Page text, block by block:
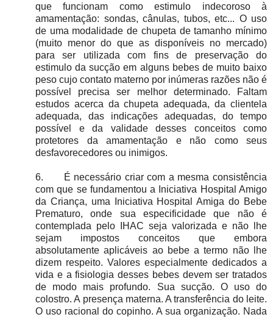
que funcionam como estimulo indecoroso à
amamentação: sondas, cânulas, tubos, etc... O uso
de uma modalidade de chupeta de tamanho mínimo
(muito menor do que as disponíveis no mercado)
para ser utilizada com fins de preservação do
estimulo da sucção em alguns bebes de muito baixo
peso cujo contato materno por inúmeras razões não é
possível precisa ser melhor determinado. Faltam
estudos acerca da chupeta adequada, da clientela
adequada, das indicações adequadas, do tempo
possível e da validade desses conceitos como
protetores da amamentação e não como seus
desfavorecedores ou inimigos.
6.
É necessário criar com a mesma consistência
com que se fundamentou a Iniciativa Hospital Amigo
da Criança, uma Iniciativa Hospital Amiga do Bebe
Prematuro, onde sua especificidade que não é
contemplada pelo IHAC seja valorizada e não lhe
sejam impostos conceitos que embora
absolutamente aplicáveis ao bebe a termo não lhe
dizem respeito. Valores especialmente dedicados a
vida e a fisiologia desses bebes devem ser tratados
de modo mais profundo. Sua sucção. O uso do
colostro. A presença materna. A transferência do leite.
O uso racional do copinho. A sua organização. Nada